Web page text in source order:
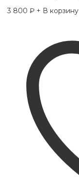
3 800 ₽ + В корзину